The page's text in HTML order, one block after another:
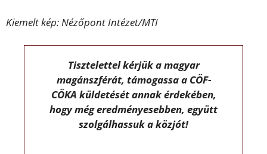
Kiemelt kép: Nézőpont Intézet/MTI
Tisztelettel kérjük a magyar
magánszférát, támogassa a CÖF-
CÖKA küldetését annak érdekében,
hogy még eredményesebben, együtt
szolgálhassuk a közjót!